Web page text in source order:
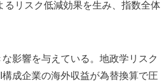
リスク低減効果を生み、指数全体
影響を与えている。地政学リスク
成企業の海外収益が為替換算で圧